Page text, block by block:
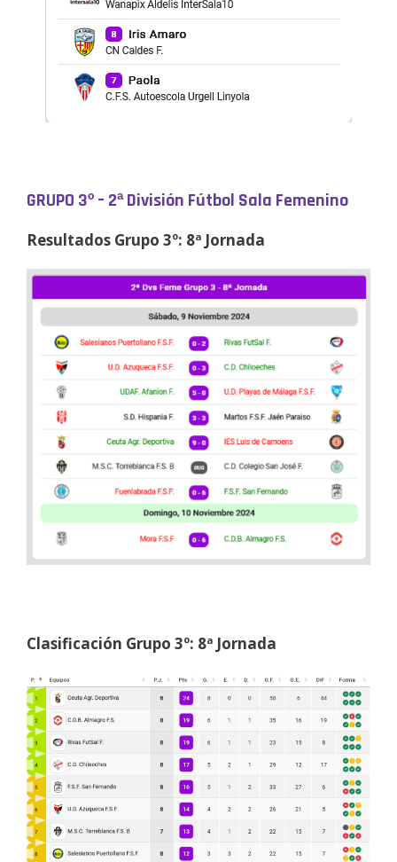
GRUPO 3º – 2ª División Fútbol Sala Femenino
Resultados Grupo 3º: 8ª Jornada
Clasificación Grupo 3º: 8ª Jornada